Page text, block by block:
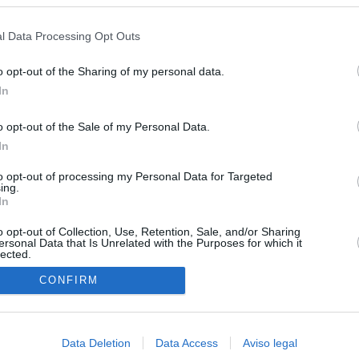
Data Processing Opt Outs
opt-out of the Sharing of my personal data.
opt-out of the Sale of my Personal Data.
opt-out of processing my Personal Data for Targeted
opt-out of Collection, Use, Retention, Sale, and/or Sharing
Data that Is Unrelated with the Purposes for which it
CONFIRM
Data Deletion Data Access Aviso legal
15 de agosto: "No aceptamos imposiciones"
el intento del PP de que los ministros acudan al Senado en
contra las comunidades que no acojan a los menores
sobre el PP por la acogida de los menores de Ceuta en las
Compromís denuncia a Figaredo ante la Fiscalía del Supremo